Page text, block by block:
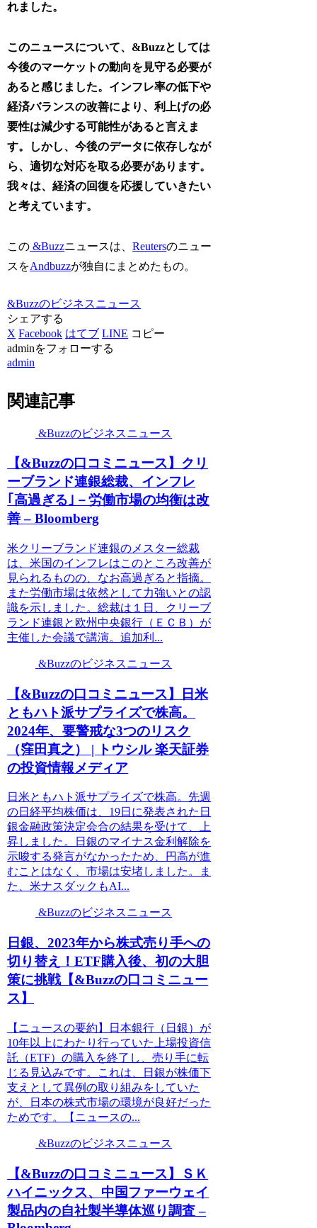
れました。
このニュースについて、&Buzzとしては
今後のマーケットの動向を見守る必要が
あると感じました。インフレ率の低下や
経済バランスの改善により、利上げの必
要性は減少する可能性があると言えま
す。しかし、今後のデータに依存しなが
ら、適切な対応を取る必要があります。
我々は、経済の回復を応援していきたい
と考えています。
この &Buzzニュースは、Reutersのニュー
スをAndbuzzが独自にまとめたもの。
&Buzzのビジネスニュース
シェアする
X Facebook はてブ LINE コピー
adminをフォローする
admin
関連記事
&Buzzのビジネスニュース
【&Buzzの口コミニュース】クリ
ーブランド連銀総裁、インフレ
｢高過ぎる｣－労働市場の均衡は改
善 – Bloomberg
米クリーブランド連銀のメスター総裁
は、米国のインフレはこのところ改善が
見られるものの、なお高過ぎると指摘。
また労働市場は依然として力強いとの認
識を示しました。総裁は１日、クリーブ
ランド連銀と欧州中央銀行（ＥＣＢ）が
主催した会議で講演。追加利...
&Buzzのビジネスニュース
【&Buzzの口コミニュース】日米
ともハト派サプライズで株高。
2024年、要警戒な3つのリスク
（窪田真之） | トウシル 楽天証券
の投資情報メディア
日米ともハト派サプライズで株高。先週
の日経平均株価は、19日に発表された日
銀金融政策決定会合の結果を受けて、上
昇しました。日銀のマイナス金利解除を
示唆する発言がなかったため、円高が進
むことはなく、市場は安堵しました。ま
た、米ナスダックもAI...
&Buzzのビジネスニュース
日銀、2023年から株式売り手への
切り替え！ETF購入後、初の大胆
策に挑戦【&Buzzの口コミニュー
ス】
【ニュースの要約】日本銀行（日銀）が
10年以上にわたり行っていた上場投資信
託（ETF）の購入を終了し、売り手に転
じる見込みです。これは、日銀が株価下
支えとして異例の取り組みをしていた
が、日本の株式市場の環境が良好だった
ためです。【ニュースの...
&Buzzのビジネスニュース
【&Buzzの口コミニュース】ＳＫ
ハイニックス、中国ファーウェイ
製品内の自社製半導体巡り調査 –